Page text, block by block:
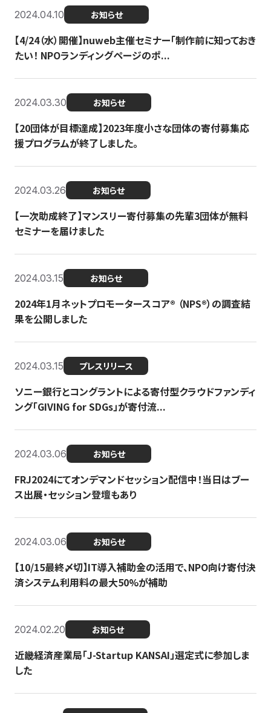
2024.04.10 お知らせ
【4/24（水）開催】nuweb主催セミナー「制作前に知っておき
たい！ NPOランディングページのポ...
2024.03.30 お知らせ
【20団体が目標達成】2023年度小さな団体の寄付募集応
援プログラムが終了しました。
2024.03.26 お知らせ
【一次助成終了】マンスリー寄付募集の先輩3団体が無料
セミナーを届けました
2024.03.15 お知らせ
2024年1月ネットプロモータースコア®︎ （NPS®︎）の調査結
果を公開しました
2024.03.15 プレスリリース
ソニー銀行とコングラントによる寄付型クラウドファンディ
ング「GIVING for SDGs」が寄付流...
2024.03.06 お知らせ
FRJ2024にてオンデマンドセッション配信中！当日はブー
ス出展・セッション登壇もあり
2024.03.06 お知らせ
【10/15最終〆切】IT導入補助金の活用で、NPO向け寄付決
済システム利用料の最大50%が補助
2024.02.20 お知らせ
近畿経済産業局「J-Startup KANSAI」選定式に参加しま
した